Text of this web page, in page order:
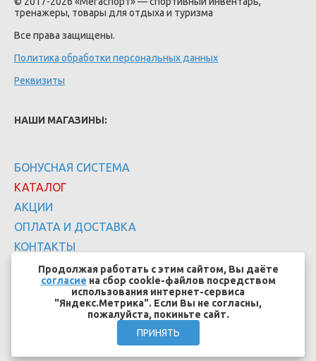
тренажеры, товары для отдыха и туризма
Все права защищены.
Политика обработки персональных данных
Реквизиты
НАШИ МАГАЗИНЫ:
БОНУСНАЯ СИСТЕМА
КАТАЛОГ
АКЦИИ
ОПЛАТА И ДОСТАВКА
КОНТАКТЫ
Создание сайтов - EFFECT.SU
Продолжая работать с этим сайтом, Вы даёте
согласие на сбор cookie-файлов посредством
использования интернет-сервиса
"Яндекс.Метрика". Если Вы не согласны,
пожалуйста, покиньте сайт.
ПРИНЯТЬ